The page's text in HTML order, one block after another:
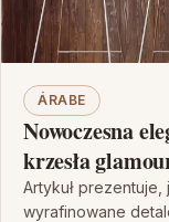
ÁRABE
Nowoczesna
krzesła
wnętrz
Artykuł
wyrafinowane